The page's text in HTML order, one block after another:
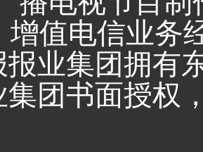
增值电信业务
业集团拥有
集团书面授权